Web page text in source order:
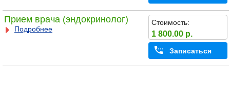
Прием врача (эндокринолог)
Подробнее
Стоимость:
1 800.00 р.
Записаться